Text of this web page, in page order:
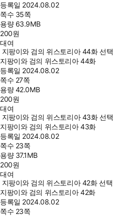
등록일 2024.08.02
쪽수 35쪽
용량 63.9MB
200원
대여
지팡이와 검의 위스토리아 44화 선택
지팡이와 검의 위스토리아 44화
등록일 2024.08.02
쪽수 27쪽
용량42.0MB
200원
대여
지팡이와 검의 위스토리아 43화 선택
지팡이와 검의 위스토리아 43화
등록일 2024.08.02
쪽수 23쪽
용량 37.1MB
200원
대여
지팡이와 검의 위스토리아 42화 선택
지팡이와 검의 위스토리아 42화
등록일 2024.08.02
쪽수 23쪽